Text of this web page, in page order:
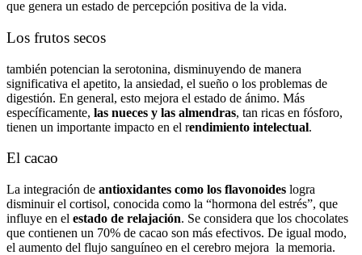
que genera un estado de percepción positiva de la vida.
Los frutos secos
también potencian la serotonina, disminuyendo de manera
significativa el apetito, la ansiedad, el sueño o los problemas de
digestión. En general, esto mejora el estado de ánimo. Más
específicamente, las nueces y las almendras, tan ricas en fósforo,
tienen un importante impacto en el rendimiento intelectual.
El cacao
La integración de antioxidantes como los flavonoides logra
disminuir el cortisol, conocida como la “hormona del estrés”, que
influye en el estado de relajación. Se considera que los chocolates
que contienen un 70% de cacao son más efectivos. De igual modo,
el aumento del flujo sanguíneo en el cerebro mejora la memoria.